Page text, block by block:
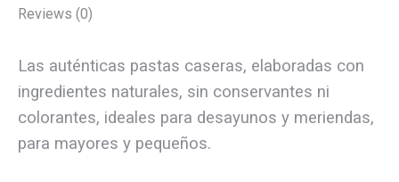
Reviews (0)
Las auténticas pastas caseras, elaboradas con
ingredientes naturales, sin conservantes ni
colorantes, ideales para desayunos y meriendas,
para mayores y pequeños.